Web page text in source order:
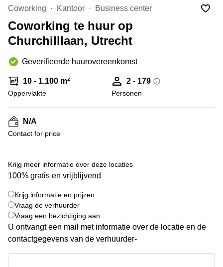
Hengelo
Hilversum
Hoofddorp
Deventer
Rotterdam
Tiel
Zwolle
Bodegraven-
Reeuwijk
Business
center
Arnhem
Business
Amsterdam
Westpoort
Business
center
Hilversum
Den
Haag
space
Breda
Coworking
Arnhem
Coworking Kantoor Business center
Coworking te huur op
Churchilllaan, Utrecht
Geverifieerde huurovereenkomst
10 - 1.100 m²
Oppervlakte
2 - 179
Personen
N/A
Contact for price
Krijg meer informatie over deze locaties
100% gratis en vrijblijvend
Krijg informatie en prijzen
Vraag de verhuurder
Vraag een bezichtiging aan
U ontvangt een mail met informatie over de locatie en de
contactgegevens van de verhuurder-